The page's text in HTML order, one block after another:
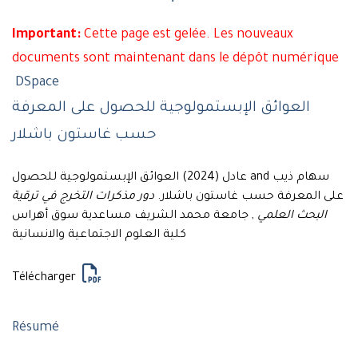
Important: Cette page est gelée. Les nouveaux
documents sont maintenant dans le dépôt numérique
DSpace
العوائق الإبستمولوجية للحصول على المعرفة
حسب غاستون باشلار
سهام ذيب and عادل (2024) العوائق الإبستمولوجية للحصول
على المعرفة حسب غاستون باشلار. دور مذكرات التخرج في ترقية
البحث العلمي , جامعة محمد الشريف مساعدية سوق أهراس
كلية العلوم الاجتماعية والانسانية
Télécharger
Résumé